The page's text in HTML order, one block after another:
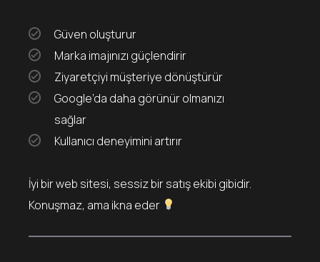
Güven oluşturur
Marka imajınızı güçlendirir
Ziyaretçiyi müşteriye dönüştürür
Google’da daha görünür olmanızı
sağlar
Kullanıcı deneyimini artırır
İyi bir web sitesi, sessiz bir satış ekibi gibidir.
Konuşmaz, ama ikna eder